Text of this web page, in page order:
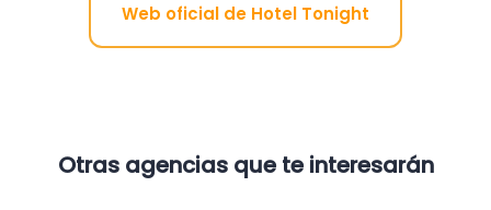
Web oficial de Hotel Tonight
Otras agencias que te interesarán